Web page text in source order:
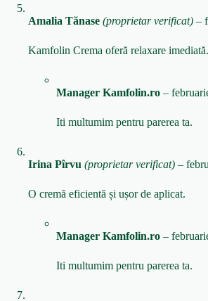
Amalia Tănase (proprietar verificat) –
Kamfolin Crema oferă relaxare imediată.
Manager Kamfolin.ro –
Iti multumim pentru parerea ta.
Irina Pîrvu (proprietar verificat) –
O cremă eficientă și ușor de aplicat.
Manager Kamfolin.ro –
Iti multumim pentru parerea ta.